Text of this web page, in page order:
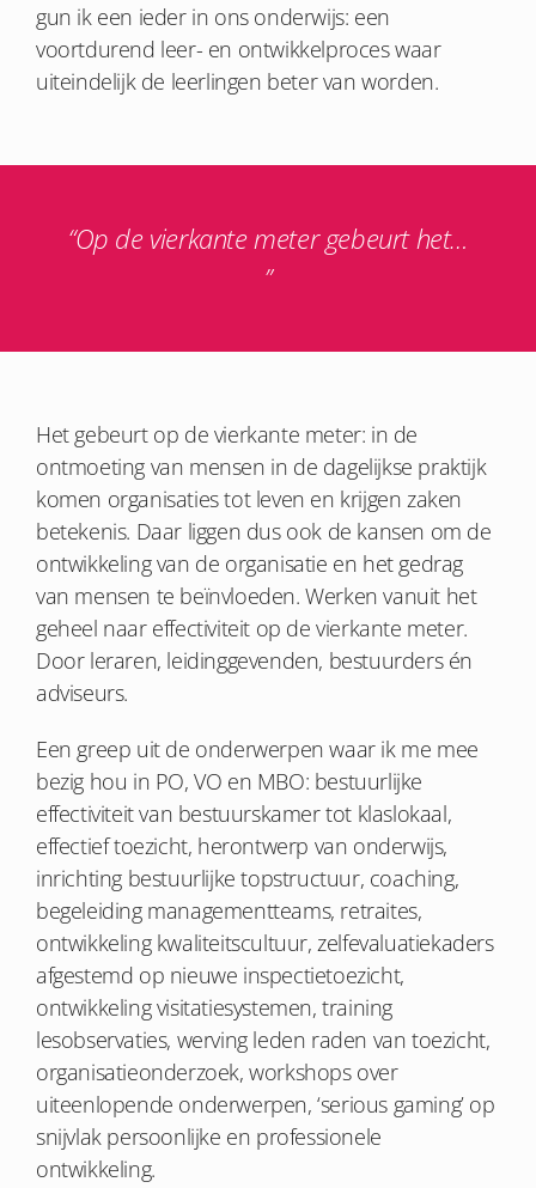
gun ik een ieder in ons onderwijs: een
voortdurend leer- en ontwikkelproces waar
uiteindelijk de leerlingen beter van worden.
“Op de vierkante meter gebeurt het…
”
Het gebeurt op de vierkante meter: in de
ontmoeting van mensen in de dagelijkse praktijk
komen organisaties tot leven en krijgen zaken
betekenis. Daar liggen dus ook de kansen om de
ontwikkeling van de organisatie en het gedrag
van mensen te beïnvloeden. Werken vanuit het
geheel naar effectiviteit op de vierkante meter.
Door leraren, leidinggevenden, bestuurders én
adviseurs.
Een greep uit de onderwerpen waar ik me mee
bezig hou in PO, VO en MBO: bestuurlijke
effectiviteit van bestuurskamer tot klaslokaal,
effectief toezicht, herontwerp van onderwijs,
inrichting bestuurlijke topstructuur, coaching,
begeleiding managementteams, retraites,
ontwikkeling kwaliteitscultuur, zelfevaluatiekaders
afgestemd op nieuwe inspectietoezicht,
ontwikkeling visitatiesystemen, training
lesobservaties, werving leden raden van toezicht,
organisatieonderzoek, workshops over
uiteenlopende onderwerpen, ‘serious gaming’ op
snijvlak persoonlijke en professionele
ontwikkeling.